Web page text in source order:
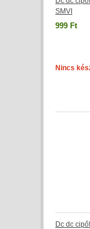
SMVI
999 Ft
Nincs
Dc dc